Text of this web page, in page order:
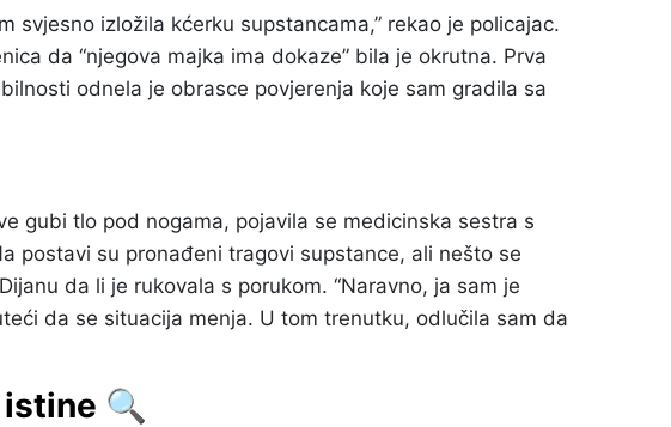
svjesno izložila kćerku supstancama,” rekao je policajac.
da “njegova majka ima dokaze” bila je okrutna. Prva
odnela je obrasce povjerenja koje sam gradila sa
gubi tlo pod nogama, pojavila se medicinska sestra s
postavi su pronađeni tragovi supstance, ali nešto se
da li je rukovala s porukom. “Naravno, ja sam je
da se situacija menja. U tom trenutku, odlučila sam da
🔍